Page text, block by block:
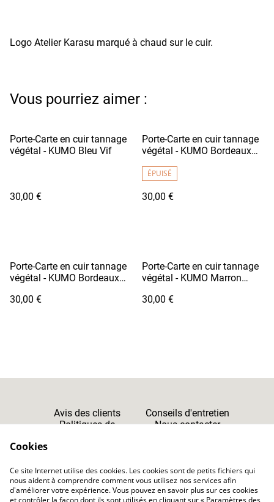
Logo Atelier Karasu marqué à chaud sur le cuir.
Vous pourriez aimer :
Porte-Carte en cuir tannage
végétal - KUMO Bleu Vif
30,00 €
Porte-Carte en cuir tannage
végétal - KUMO Bordeaux
ÉPUISÉ
30,00 €
Porte-Carte en cuir tannage
végétal - KUMO Bordeaux
30,00 €
Porte-Carte en cuir tannage
végétal - KUMO Marron
30,00 €
Avis des clients
Conseils d'entretien
Politiques de
Nous contacter
CGV
Cookies
Ce site Internet utilise des cookies. Les cookies sont de petits fichiers qui
nous aident à comprendre comment vous utilisez nos services afin
d'améliorer votre expérience. Vous pouvez en savoir plus sur ces cookies
et contrôler la façon dont ils sont utilisés en cliquant sur « Paramètres des